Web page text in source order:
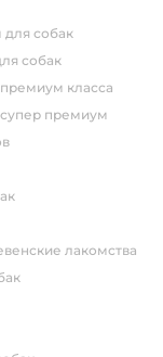
для собак
собак
класса
премиум
лакомства